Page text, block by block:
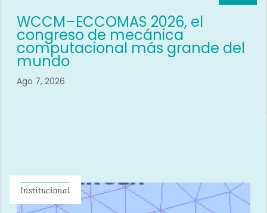
WCCM–ECCOMAS 2026, el
congreso de mecánica
computacional más grande del
mundo
Ago 7, 2026
Institucional